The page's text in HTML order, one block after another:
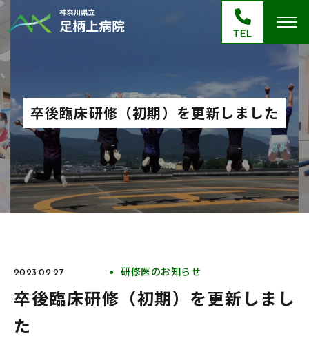
卒後臨床研修（初期）を更新しました
2023.02.27 研修医のお知らせ
卒後臨床研修（初期）を更新しまし
た